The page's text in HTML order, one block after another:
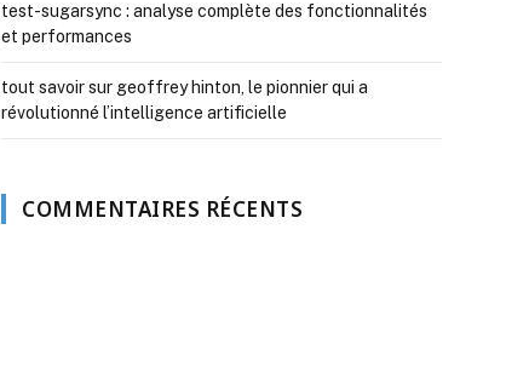
test-sugarsync : analyse complète des fonctionnalités
et performances
tout savoir sur geoffrey hinton, le pionnier qui a
révolutionné l’intelligence artificielle
COMMENTAIRES RÉCENTS